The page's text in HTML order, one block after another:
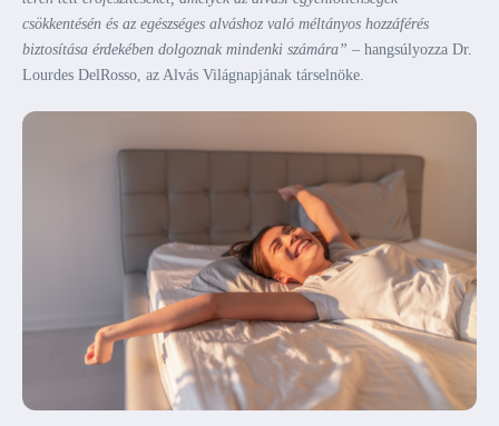
csökkentésén és az egészséges alváshoz való méltányos hozzáférés
biztosítása érdekében dolgoznak mindenki számára” – hangsúlyozza Dr.
Lourdes DelRosso, az Alvás Világnapjának társelnöke.